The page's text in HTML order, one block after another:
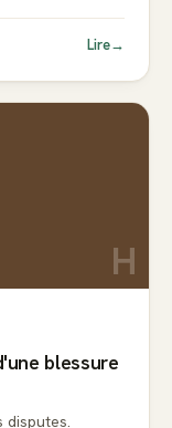
Lire→
H
blessure
disputes.